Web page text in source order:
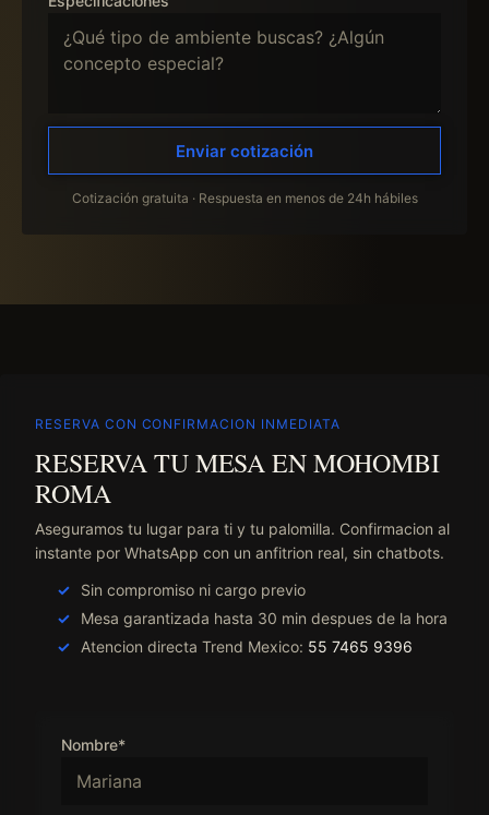
Enviar cotización
Cotización gratuita · Respuesta en menos de 24h hábiles
RESERVA CON CONFIRMACION INMEDIATA
RESERVA TU MESA EN MOHOMBI
ROMA
Aseguramos tu lugar para ti y tu palomilla. Confirmacion al
instante por WhatsApp con un anfitrion real, sin chatbots.
Sin compromiso ni cargo previo
Mesa garantizada hasta 30 min despues de la hora
Atencion directa Trend Mexico: 55 7465 9396
Nombre*